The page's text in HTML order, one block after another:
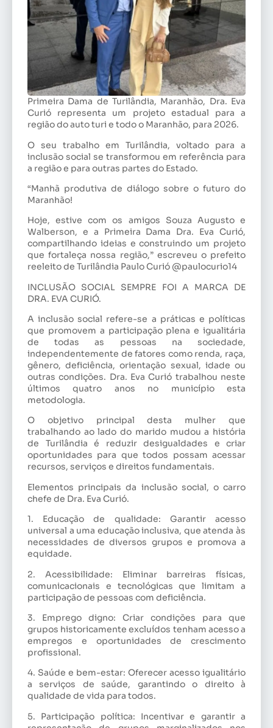
Primeira Dama de Turilândia, Maranhão, Dra. Eva
Curió representa um projeto estadual para a
região do auto turi e todo o Maranhão, para 2026.
O seu trabalho em Turilândia, voltado para a
inclusão social se transformou em referência para
a região e para outras partes do Estado.
“Manhã produtiva de diálogo sobre o futuro do
Maranhão!
Hoje, estive com os amigos Souza Augusto e
Walberson, e a Primeira Dama Dra. Eva Curió,
compartilhando ideias e construindo um projeto
que fortaleça nossa região,” escreveu o prefeito
reeleito de Turilândia Paulo Curió @paulocurio14
INCLUSÃO SOCIAL SEMPRE FOI A MARCA DE
DRA. EVA CURIÓ.
A inclusão social refere-se a práticas e políticas
que promovem a participação plena e igualitária
de todas as pessoas na sociedade,
independentemente de fatores como renda, raça,
gênero, deficiência, orientação sexual, idade ou
outras condições. Dra. Eva Curió trabalhou neste
últimos quatro anos no município esta
metodologia.
O objetivo principal desta mulher que
trabalhando ao lado do marido mudou a história
de Turilândia é reduzir desigualdades e criar
oportunidades para que todos possam acessar
recursos, serviços e direitos fundamentais.
Elementos principais da inclusão social, o carro
chefe de Dra. Eva Curió.
1. Educação de qualidade: Garantir acesso
universal a uma educação inclusiva, que atenda às
necessidades de diversos grupos e promova a
equidade.
2. Acessibilidade: Eliminar barreiras físicas,
comunicacionais e tecnológicas que limitam a
participação de pessoas com deficiência.
3. Emprego digno: Criar condições para que
grupos historicamente excluídos tenham acesso a
empregos e oportunidades de crescimento
profissional.
4. Saúde e bem-estar: Oferecer acesso igualitário
a serviços de saúde, garantindo o direito à
qualidade de vida para todos.
5. Participação política: Incentivar e garantir a